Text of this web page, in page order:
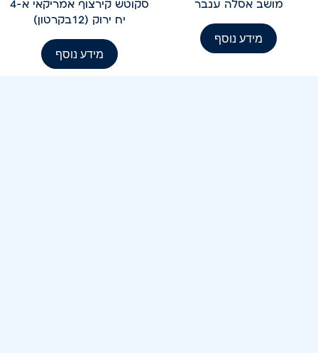
מושב אסלה ענבר
מידע נוסף
סקוטש קירצוף אמריקאי א-4
יח ירוק (12בקרטון)
מידע נוסף